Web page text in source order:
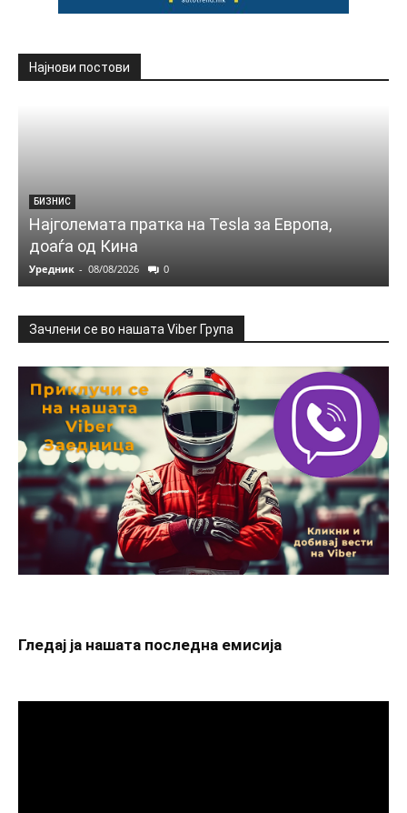
Најнови постови
БИЗНИС
Најголемата пратка на Tesla за Европа,
доаѓа од Кина
Уредник - 08/08/2026 0
Зачлени се во нашата Viber Група
Гледај ја нашата последна емисија